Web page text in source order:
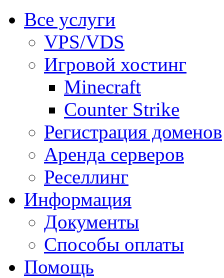
Все услуги
VPS/VDS
Игровой хостинг
Minecraft
Counter Strike
Регистрация доменов
Аренда серверов
Реселлинг
Информация
Документы
Способы оплаты
Помощь